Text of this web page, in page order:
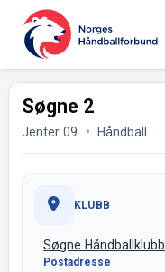
Søgne 2
Jenter 09 Håndball
KLUBB
Søgne Håndballklubb
Postadresse